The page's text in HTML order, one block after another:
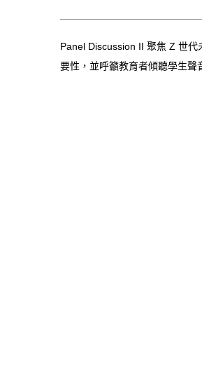
Panel Discussion II 聚焦 Z 世
要性，並呼籲教育者傾聽學生聲